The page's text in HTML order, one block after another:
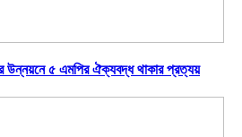
উন্নয়নে ৫ এমপির ঐক্যবদ্ধ থাকার প্রত্যয়